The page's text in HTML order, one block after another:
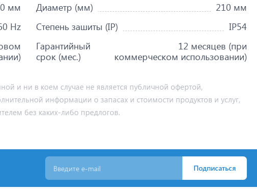
мм Диаметр (мм)
210 мм
Hz Степень зашиты (IP)
IP54
Гарантийный
срок (мес.)
12 месяцев (при
коммерческом использовании)
и ни в коем случае не является публичной офертой,
информации о запасах и стоимости продуктов и услуг,
без каких-либо предлогов.
Подписаться